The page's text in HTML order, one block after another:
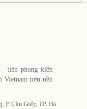
tiên phong kiến
Vietnam trên nền
Cầu Giấy, TP. Hà